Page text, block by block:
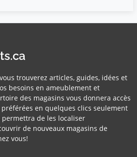
trouverez articles, guides, idées et
besoins en ameublement et
des magasins vous donnera accès
en quelques clics seulement
de les localiser
de nouveaux magasins de
vous!